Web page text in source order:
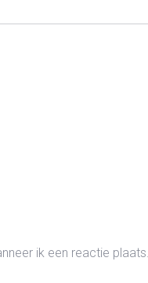
ik een reactie plaats.